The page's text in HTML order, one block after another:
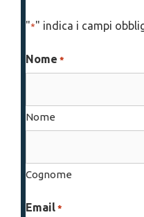
"*" indica i campi
Nome *
Nome
Cognome
Email *